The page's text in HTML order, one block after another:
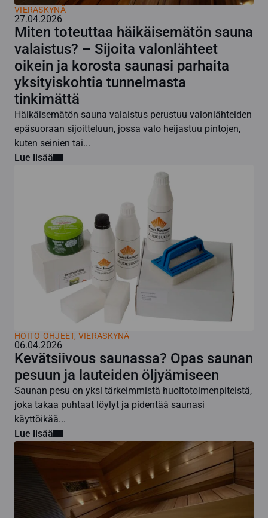
VIERASKYNÄ
27.04.2026
Miten toteuttaa häikäisemätön sauna
valaistus? – Sijoita valonlähteet
oikein ja korosta saunasi parhaita
yksityiskohtia tunnelmasta
tinkimättä
Häikäisemätön sauna valaistus perustuu valonlähteiden
epäsuoraan sijoitteluun, jossa valo heijastuu pintojen,
kuten seinien tai...
Lue lisää
HOITO-OHJEET, VIERASKYNÄ
06.04.2026
Kevätsiivous saunassa? Opas saunan
pesuun ja lauteiden öljyämiseen
Saunan pesu on yksi tärkeimmistä huoltotoimenpiteistä,
joka takaa puhtaat löylyt ja pidentää saunasi
käyttöikää...
Lue lisää